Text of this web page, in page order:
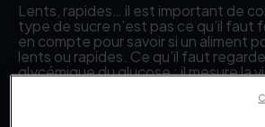
Lents, rapides… il est important de
type de sucre n’est pas ce qu’il
en compte pour savoir si un aliment
lents ou rapides. Ce qu’il faut
glycémique du glucose : il mesure la
glucides lents. S’il est supérieur à